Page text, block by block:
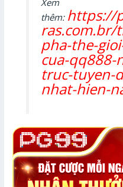
Xem
thêm: https://
ras.com.br/
pha-the-
cua-qq888-
truc-tuyen-
nhat-hien-